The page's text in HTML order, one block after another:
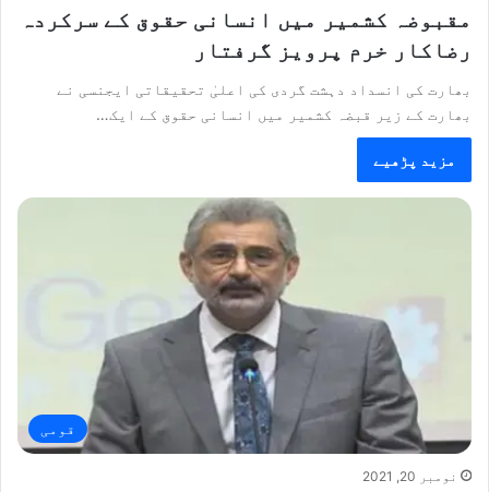
مقبوضہ کشمیر میں انسانی حقوق کے سرکردہ
رضاکار خرم پرویز گرفتار
بھارت کی انسداد دہشت گردی کی اعلیٰ تحقیقاتی ایجنسی نے
بھارت کے زیر قبضہ کشمیر میں انسانی حقوق کے ایک…
مزید پڑھیے
قومی
نومبر 20, 2021